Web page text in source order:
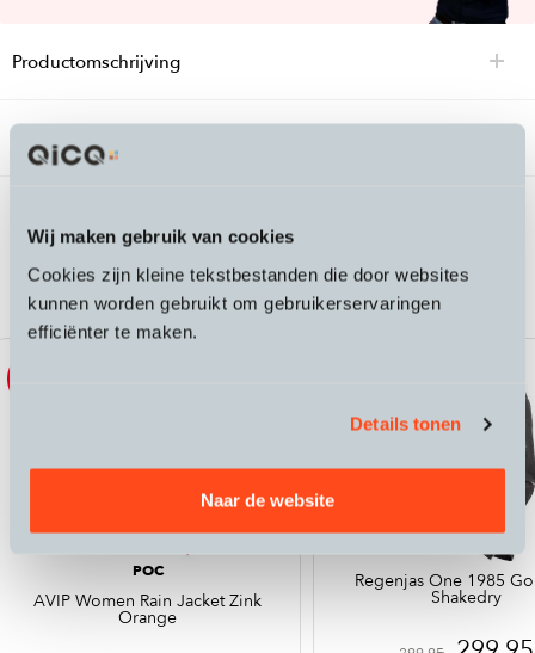
Wij maken gebruik van cookies
Cookies zijn kleine tekstbestanden die door websites
kunnen worden gebruikt om gebruikerservaringen
efficiënter te maken.
Details tonen
Naar de website
Productomschrijving
Passende accessoires bij de Peak
Performance Commuter Gore-Tex
Paclite dames regenbroek
POC
AVIP Women Rain Jacket Zink
Orange
Regenjas One 1985
Shakedry